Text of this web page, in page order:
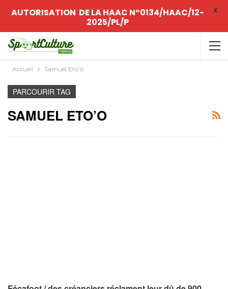
Accueil Samuel Eto’o
PARCOURIR TAG
SAMUEL ETO’O
AUTORISATION DE LA HAAC N°0134/HAAC/12-
2025/PL/P
X